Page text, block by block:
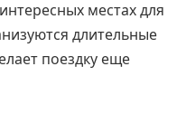
местах для
длительные
поездку еще